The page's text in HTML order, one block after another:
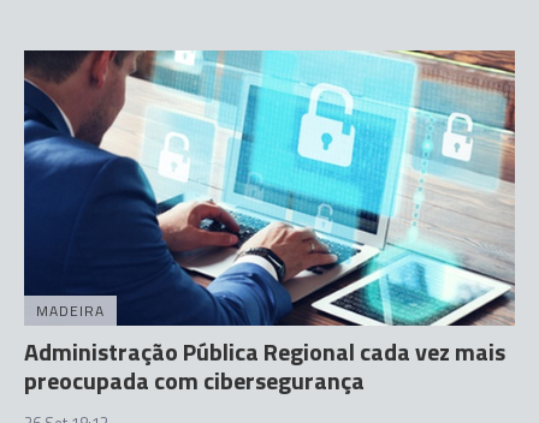
MADEIRA
Administração Pública Regional cada vez mais
preocupada com cibersegurança